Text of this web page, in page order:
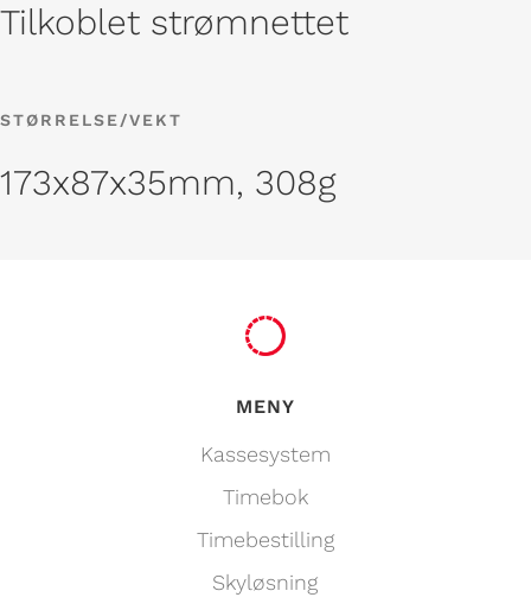
Tilkoblet strømnettet
STØRRELSE/VEKT
173x87x35mm, 308g
MENY
Kassesystem
Timebok
Timebestilling
Skyløsning